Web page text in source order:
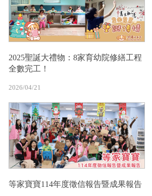
2025聖誕大禮物：8家育幼院修繕工程
全數完工！
2026/04/21
等家寶寶114年度徵信報告暨成果報告